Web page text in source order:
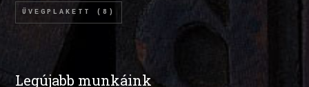
ÜVEGPLAKETT (8)
Legújabb munkáink